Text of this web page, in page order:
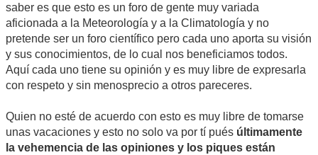
saber es que esto es un foro de gente muy variada
aficionada a la Meteorología y a la Climatología y no
pretende ser un foro científico pero cada uno aporta su visión
y sus conocimientos, de lo cual nos beneficiamos todos.
Aquí cada uno tiene su opinión y es muy libre de expresarla
con respeto y sin menosprecio a otros pareceres.
Quien no esté de acuerdo con esto es muy libre de tomarse
unas vacaciones y esto no solo va por tí pués últimamente
la vehemencia de las opiniones y los piques están